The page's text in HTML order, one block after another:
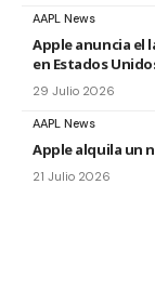
AAPL News
Apple anuncia el
en Estados
29 Julio 2026
AAPL News
Apple alquila un
21 Julio 2026